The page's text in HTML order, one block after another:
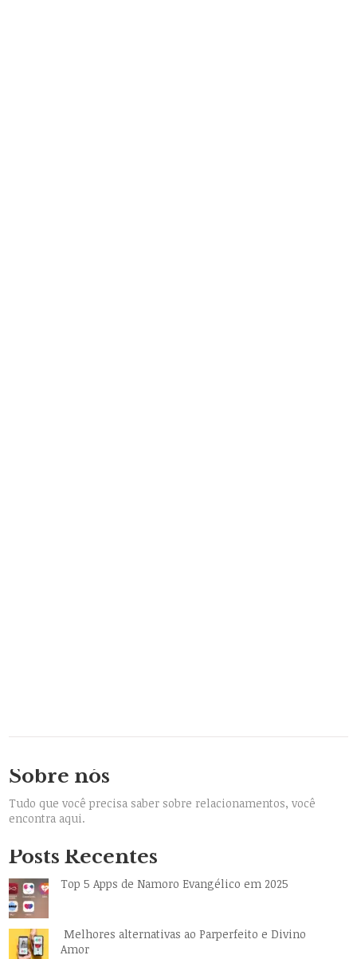
Sobre nós
Tudo que você precisa saber sobre relacionamentos, você
encontra aqui.
Posts Recentes
Top 5 Apps de Namoro Evangélico em 2025
Melhores alternativas ao Parperfeito e Divino
Amor